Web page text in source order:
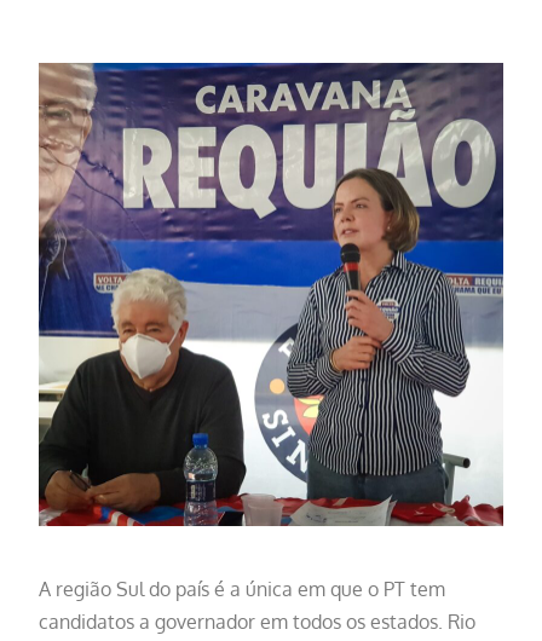
A região Sul do país é a única em que o PT tem
candidatos a governador em todos os estados. Rio